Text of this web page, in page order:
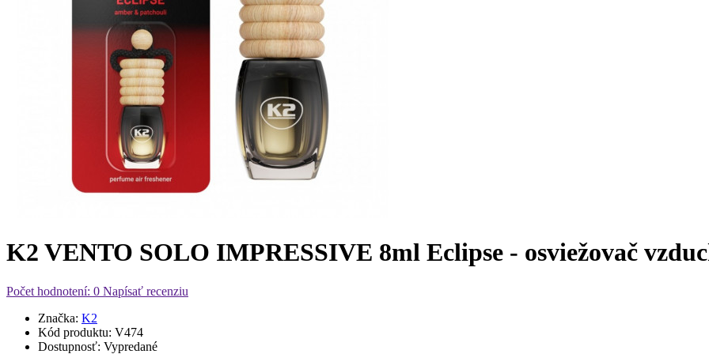
K2 VENTO SOLO IMPRESSIVE 8ml Eclipse - osviežovač
Počet hodnotení: 0 Napísať recenziu
Značka: K2
Kód produktu: V474
Dostupnosť: Vypredané